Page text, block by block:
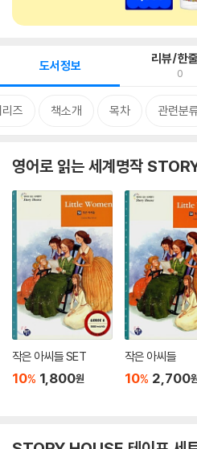
도서정보 리뷰/한
0
즈 책소개 목차 관련분
영어로 읽는 세계명작
작은 아씨들 SET
10% 1,800원
작은 아씨들
10% 2,700